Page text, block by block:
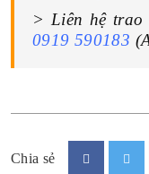
> Liên hệ
0919 590183
Chia sẻ